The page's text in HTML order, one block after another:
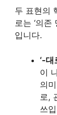
두 표현의
로는 ‘의존
입니다.
‘-
이
의
로,
쓰